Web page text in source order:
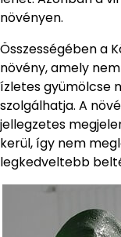
növényen.
Összességében a
növény, amely
ízletes gyümölcse
szolgálhatja. A
jellegzetes
kerül, így nem
legkedveltebb